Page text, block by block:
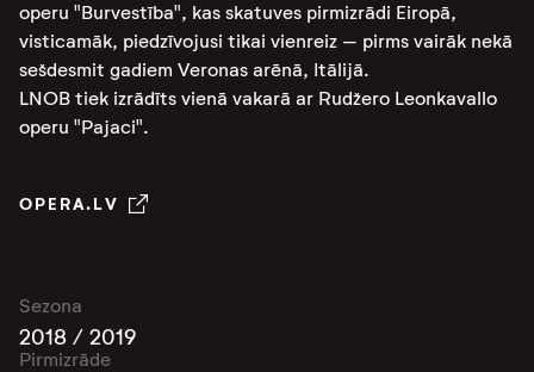
operu "Burvestība", kas skatuves pirmizrādi Eiropā,
visticamāk, piedzīvojusi tikai vienreiz – pirms vairāk nekā
sešdesmit gadiem Veronas arēnā, Itālijā.
LNOB tiek izrādīts vienā vakarā ar Rudžero Leonkavallo
operu "Pajaci".
OPERA.LV
Sezona
2018 / 2019
Pirmizrāde